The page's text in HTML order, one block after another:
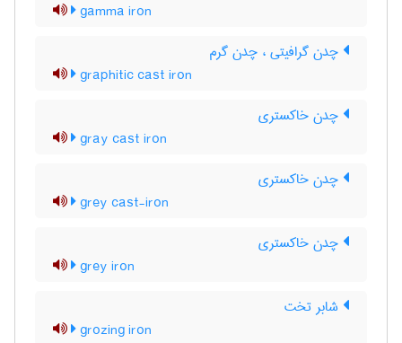
gamma iron
چدن گرافیتی ، چدن گرم
graphitic cast iron
چدن خاکستری
gray cast iron
چدن خاکستری
grey cast-iron
چدن خاکستری
grey iron
شابر تخت
grozing iron